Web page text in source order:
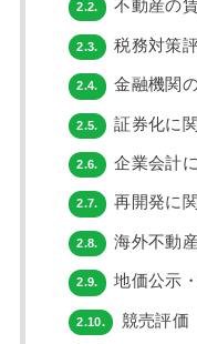
2.2. 不動産の
2.3. 税務対策
2.4. 金融機関
2.5. 証券化に
2.6. 企業会計
2.7. 再開発に
2.8. 海外不動
2.9. 地価公示
2.10. 競売評価